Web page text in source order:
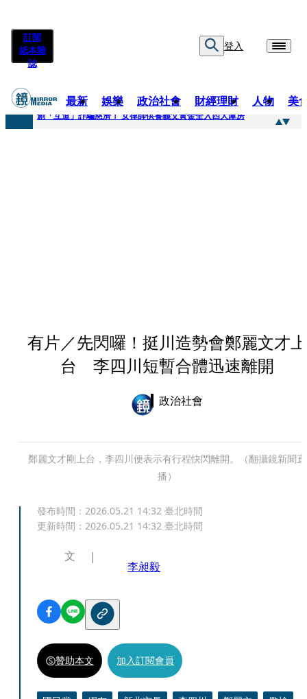
訂閱
紙本雜
誌
登入
最新 娛樂 政治社會 財經理財 人物 美
快訊
創「互道」詐騙慈濟！ 女律師供養義父黃金全入四大庫房
有片／先閃囉！挺川造勢會鄭麗文才上
台 李四川短暫合體迅速離開
政治社會
鄭麗文才剛上台，李四川便表示有行程快閃離開。（翻攝鏡新聞直
播）
發布時間： 2026.05.21 14:32 臺北時間
更新時間： 2026.05.21 14:32 臺北時間
文
李昶毅
贊助本文 加入訂閱會員